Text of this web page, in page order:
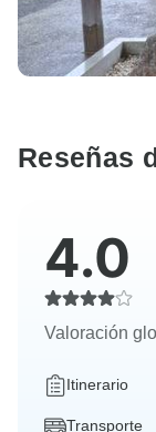
Reseñas
4.0
Valoración
Itinerario
Transporte